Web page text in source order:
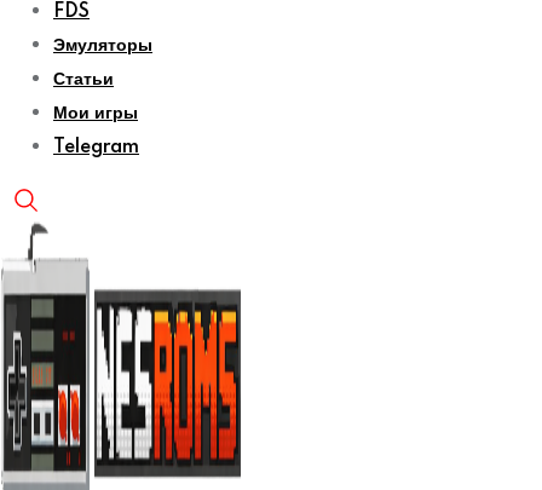
FDS
Эмуляторы
Статьи
Мои игры
Telegram